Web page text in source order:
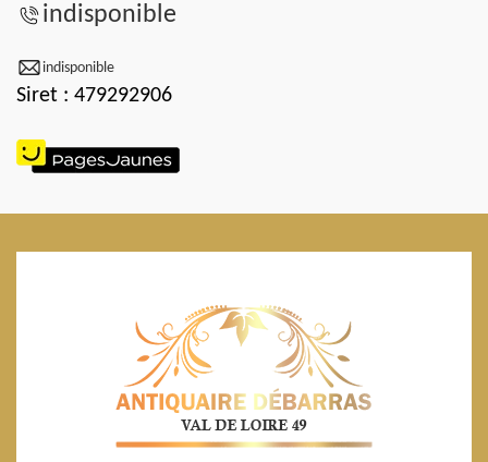
indisponible
indisponible
Siret : 479292906